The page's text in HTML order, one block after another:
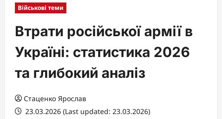
Військові теми
Втрати російської армії в
Україні: статистика 2026
та глибокий аналіз
Стаценко Ярослав
23.03.2026 (Last updated: 23.03.2026)